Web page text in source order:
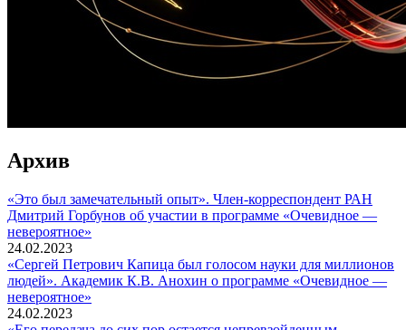
Архив
«Это был замечательный опыт». Член-корреспондент РАН
Дмитрий Горбунов об участии в программе «Очевидное —
невероятное»
24.02.2023
«Сергей Петрович Капица был голосом науки для миллионов
людей». Академик К.В. Анохин о программе «Очевидное —
невероятное»
24.02.2023